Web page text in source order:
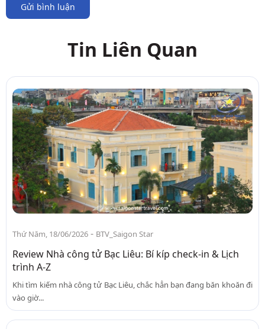
Gửi bình luận
Tin Liên Quan
Thứ Năm, 18/06/2026 - BTV_Saigon Star
Review Nhà công tử Bạc Liêu: Bí kíp check-in & Lịch
trình A-Z
Khi tìm kiếm nhà công tử Bạc Liêu, chắc hẳn bạn đang băn khoăn đi
vào giờ...